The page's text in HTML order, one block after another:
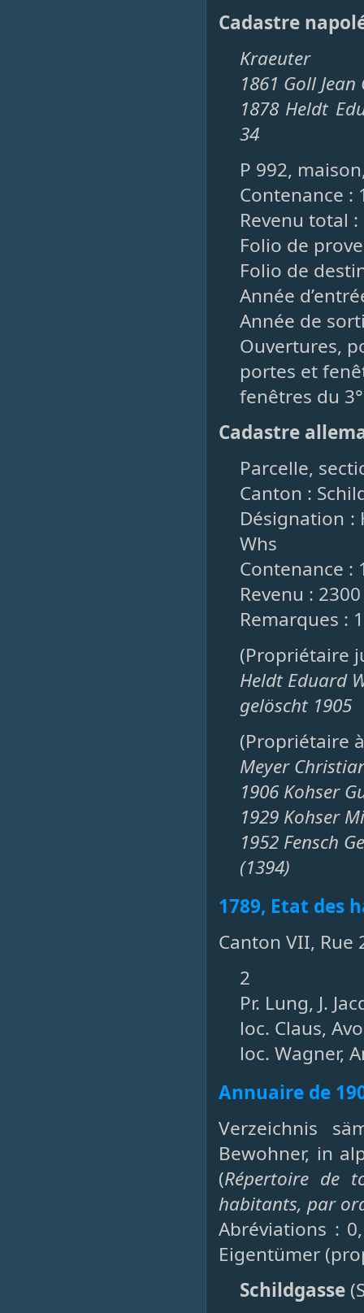
Cadastre
Kraeuter
1861 Goll
1878 Heldt
34
P 992,
Contenance :
Revenu total
Folio de
Folio de
Année
Année de
Ouvertures,
portes et
fenêtres du
Cadastre
Parcelle,
Canton :
Désignation :
Whs
Contenance :
Revenu :
Remarques :
(Propriétaire
Heldt Eduard
gelöscht 1905
(Propriétaire
Meyer
1906 Kohser
1929 Kohser
1952 Fensch
(1394)
1789, Etat des
Canton VII, Rue
2
Pr. Lung, J.
loc. Claus,
loc. Wagner,
Annuaire de
Verzeichnis
Bewohner, in
(Répertoire de
habitants, par
Abréviations :
Eigentümer
Schildgasse